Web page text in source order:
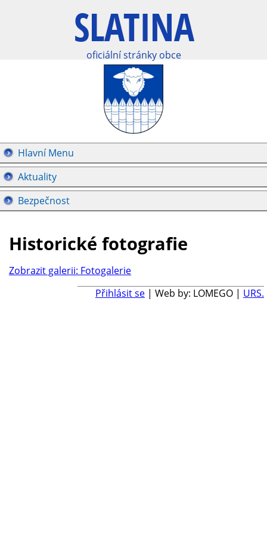
oficiální stránky obce
Hlavní Menu
Aktuality
Bezpečnost
Historické fotografie
Zobrazit galerii: Fotogalerie
Přihlásit se | Web by: LOMEGO | URS.